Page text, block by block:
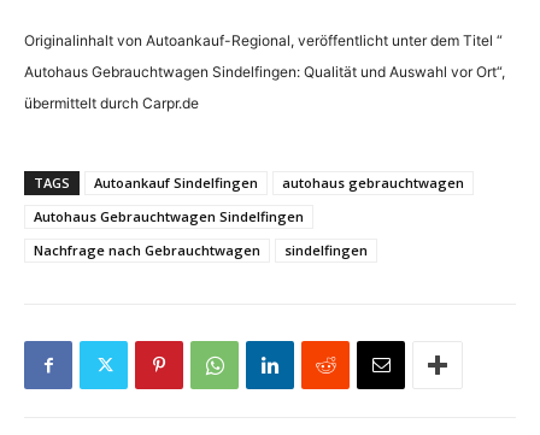
Originalinhalt von Autoankauf-Regional, veröffentlicht unter dem Titel “
Autohaus Gebrauchtwagen Sindelfingen: Qualität und Auswahl vor Ort“,
übermittelt durch Carpr.de
TAGS Autoankauf Sindelfingen
autohaus gebrauchtwagen
Autohaus Gebrauchtwagen Sindelfingen
Nachfrage nach Gebrauchtwagen
sindelfingen